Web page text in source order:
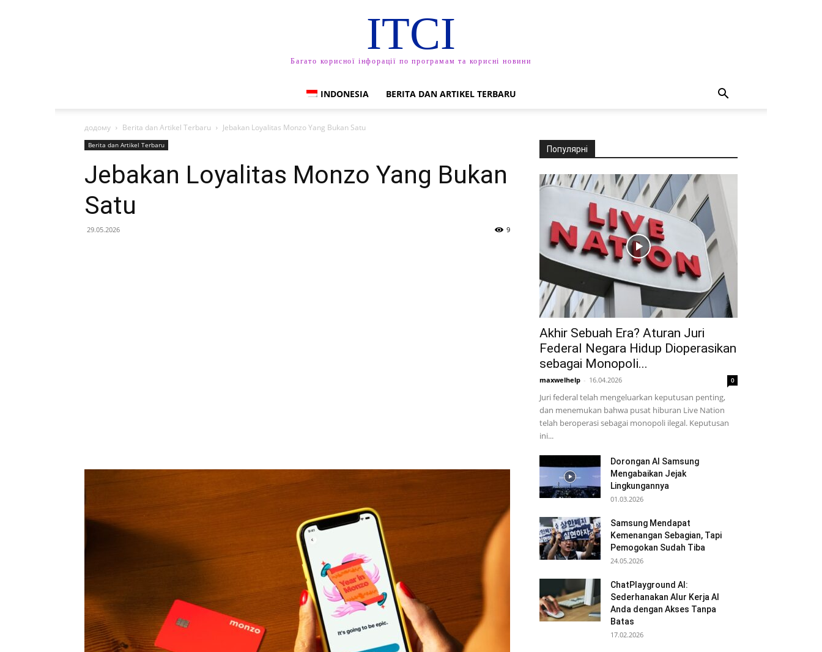
ITCI
Багато корисної інфорації по програмам та корисні новини
INDONESIA BERITA DAN ARTIKEL TERBARU
додому Berita dan Artikel Terbaru Jebakan Loyalitas Monzo Yang Bukan Satu
Berita dan Artikel Terbaru
Jebakan Loyalitas Monzo Yang Bukan
Satu
29.05.2026 9
Популярні
Akhir Sebuah Era? Aturan Juri
Federal Negara Hidup Dioperasikan
sebagai Monopoli...
maxwelhelp - 16.04.2026 0
Juri federal telah mengeluarkan keputusan penting,
dan menemukan bahwa pusat hiburan Live Nation
telah beroperasi sebagai monopoli ilegal. Keputusan
ini...
Dorongan AI Samsung
Mengabaikan Jejak
Lingkungannya
01.03.2026
Samsung Mendapat
Kemenangan Sebagian, Tapi
Pemogokan Sudah Tiba
24.05.2026
ChatPlayground AI:
Sederhanakan Alur Kerja AI
Anda dengan Akses Tanpa
Batas
17.02.2026